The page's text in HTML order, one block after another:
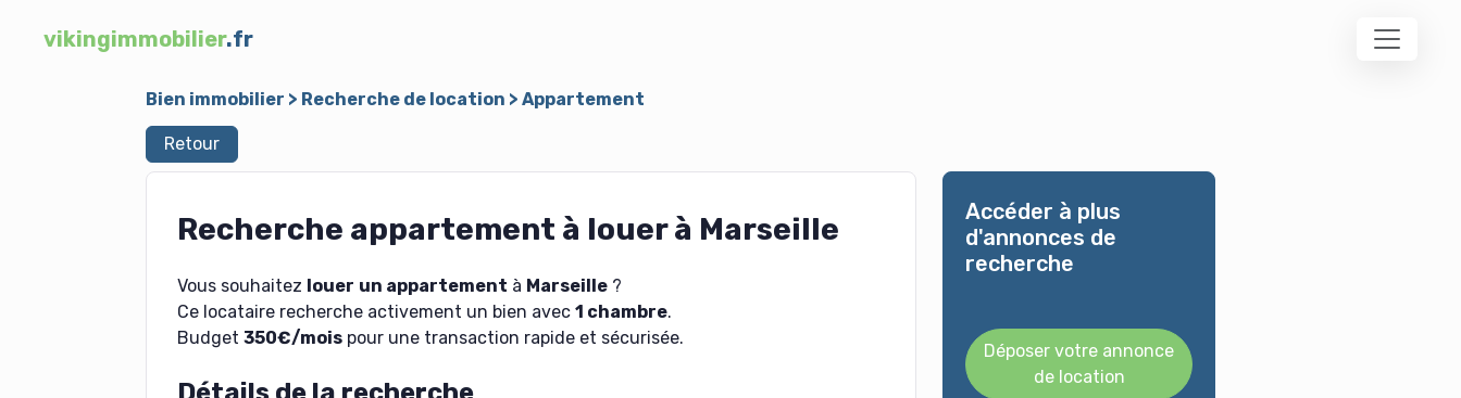
vikingimmobilier.fr
Bien immobilier > Recherche de location > Appartement
Retour
Recherche appartement à louer à Marseille
Vous souhaitez louer un appartement à Marseille ?
Ce locataire recherche activement un bien avec 1 chambre.
Budget 350€/mois pour une transaction rapide et sécurisée.
Accéder à plus
d'annonces de
recherche
Déposer votre annonce
de location